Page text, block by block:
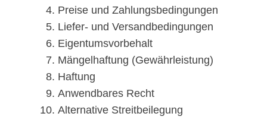
Preise und Zahlungsbedingungen
Liefer- und Versandbedingungen
Eigentumsvorbehalt
Mängelhaftung (Gewährleistung)
Haftung
Anwendbares Recht
Alternative Streitbeilegung